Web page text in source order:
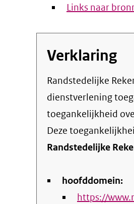
Links naar
Verklaring
Randstedelijke Rekenkamer streeft ernaar om de eigen online informatie en
dienstverlening
toegankelijkheid
Deze
Randstedelijke
hoofddomein:
https://